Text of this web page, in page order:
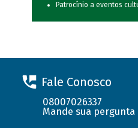
Patrocínio a eventos
Fale Conosco
08007026337
Mande sua pergunta